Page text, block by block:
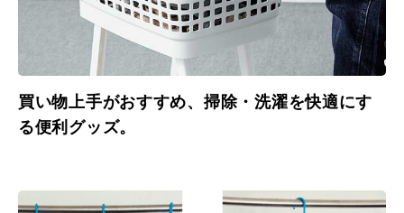
買い物上手がおすすめ、掃除・洗濯を快適にす
る便利グッズ。